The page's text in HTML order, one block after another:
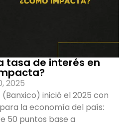
tasa de interés en
2025
(Banxico) inició el 2025 con
la economía del país:
50 puntos base a